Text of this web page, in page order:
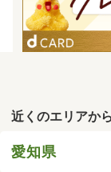
近くのエリアか
愛知県